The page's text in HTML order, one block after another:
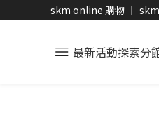
skm online 購物
最新活動探索分